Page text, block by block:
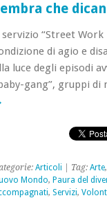
che
“Street Work
di agio e
luce degli episodi
gang”, gruppi
Articoli | Tag: Arte,
Mondo, Paura del
, Servizi,